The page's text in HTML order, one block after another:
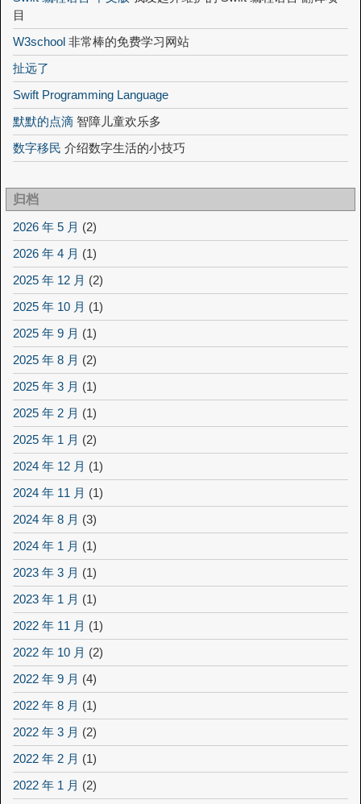
目
W3school 非常棒的免费学习网站
扯远了
Swift Programming Language
默默的点滴 智障儿童欢乐多
数字移民 介绍数字生活的小技巧
归档
2026 年 5 月 (2)
2026 年 4 月 (1)
2025 年 12 月 (2)
2025 年 10 月 (1)
2025 年 9 月 (1)
2025 年 8 月 (2)
2025 年 3 月 (1)
2025 年 2 月 (1)
2025 年 1 月 (2)
2024 年 12 月 (1)
2024 年 11 月 (1)
2024 年 8 月 (3)
2024 年 1 月 (1)
2023 年 3 月 (1)
2023 年 1 月 (1)
2022 年 11 月 (1)
2022 年 10 月 (2)
2022 年 9 月 (4)
2022 年 8 月 (1)
2022 年 3 月 (2)
2022 年 2 月 (1)
2022 年 1 月 (2)